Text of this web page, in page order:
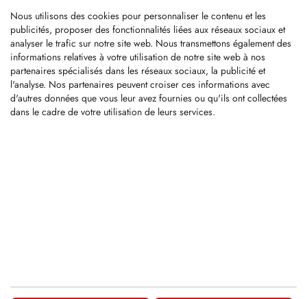
Nous utilisons des cookies pour personnaliser le contenu et les
publicités, proposer des fonctionnalités liées aux réseaux sociaux et
analyser le trafic sur notre site web. Nous transmettons également des
informations relatives à votre utilisation de notre site web à nos
partenaires spécialisés dans les réseaux sociaux, la publicité et
l'analyse. Nos partenaires peuvent croiser ces informations avec
d'autres données que vous leur avez fournies ou qu'ils ont collectées
dans le cadre de votre utilisation de leurs services.
BFS15
Hartmetallbestückter Wechselzahn mit
16x1.5mm Gewinde - auch als
Anschweißstück...
de 15,00 €